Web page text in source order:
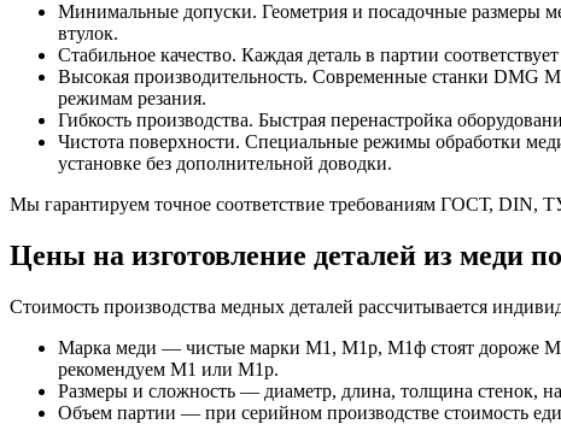
Минимальные допуски. Геометрия и посадочные размеры
втулок.
Стабильное качество. Каждая деталь в партии
Высокая производительность. Современные станки DMG
режимам резания.
Гибкость производства. Быстрая перенастройка
Чистота поверхности. Специальные режимы обработки
установке без дополнительной доводки.
Мы гарантируем точное соответствие требованиям ГОСТ, DIN,
Цены на изготовление деталей из меди
Стоимость производства медных деталей рассчитывается
Марка меди — чистые марки М1, М1р, М1ф стоят дороже М2
рекомендуем М1 или М1р.
Размеры и сложность — диаметр, длина, толщина стенок,
Объем партии — при серийном производстве стоимость